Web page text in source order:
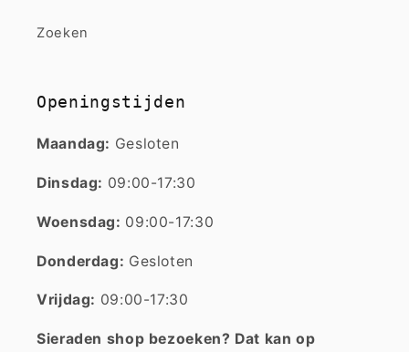
Zoeken
Openingstijden
Maandag: Gesloten
Dinsdag: 09:00-17:30
Woensdag: 09:00-17:30
Donderdag: Gesloten
Vrijdag: 09:00-17:30
Sieraden shop bezoeken? Dat kan op